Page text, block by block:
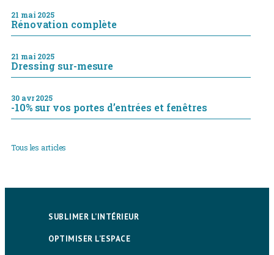
21 mai 2025
Rénovation complète
21 mai 2025
Dressing sur-mesure
30 avr 2025
-10% sur vos portes d’entrées et fenêtres
Tous les articles
SUBLIMER L’INTÉRIEUR
OPTIMISER L’ESPACE